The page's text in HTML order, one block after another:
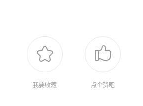
我要收藏 点个赞吧